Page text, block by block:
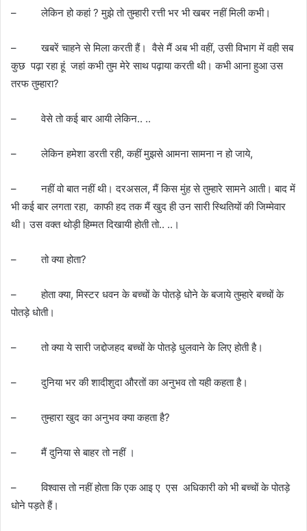
– लेकिन हो कहां ? मुझे तो तुम्हारी रत्ती भर भी खबर नहीं मिली कभी।
– खबरें चाहने से मिला करती हैं। वैसे मैं अब भी वहीं, उसी विभाग में वही सब
कुछ पढ़ा रहा हूं जहां कभी तुम मेरे साथ पढ़ाया करती थी। कभी आना हुआ उस
तरफ तुम्हारा?
– वेसे तो कई बार आयी लेकिन.. ..
– लेकिन हमेशा डरती रही, कहीं मुझसे आमना सामना न हो जाये,
– नहीं वो बात नहीं थी। दरअसल, मैं किस मुंह से तुम्हारे सामने आती। बाद में
भी कई बार लगता रहा, काफी हद तक मैं खुद ही उन सारी स्थितियों की जिम्मेवार
थी। उस वक्त थोड़ी हिम्मत दिखायी होती तो.. ..।
– तो क्या होता?
– होता क्या, मिस्टर धवन के बच्चों के पोतड़े धोने के बजाये तुम्हारे बच्चों के
पोतड़े धोती।
– तो क्या ये सारी जद्दोजहद बच्चों के पोतड़े धुलवाने के लिए होती है।
– दुनिया भर की शादीशुदा औरतों का अनुभव तो यही कहता है।
– तुम्हारा खुद का अनुभव क्या कहता है?
– मैं दुनिया से बाहर तो नहीं ।
– विश्वास तो नहीं होता कि एक आइ ए एस अधिकारी को भी बच्चों के पोतड़े
धोने पड़ते हैं।